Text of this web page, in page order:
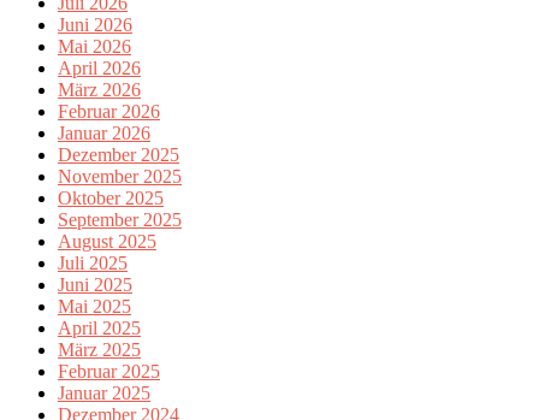
Juni 2026
Mai 2026
April 2026
März 2026
Februar 2026
Januar 2026
Dezember 2025
November 2025
Oktober 2025
September 2025
August 2025
Juli 2025
Juni 2025
Mai 2025
April 2025
März 2025
Februar 2025
Januar 2025
Dezember 2024